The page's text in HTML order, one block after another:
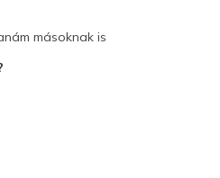
másoknak is